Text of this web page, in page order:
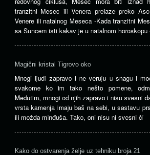
tranzitni Mesec ili Venera prelaze preko
Venere ili natalnog Meseca -Kada tranzitni
sa Suncem isti kakav je u natalnom horoskopu
Magični kristal Tigrovo oko
Mnogi ljudi zapravo i ne veruju u snagu i
svakome ko im tako nešto pomene,
Međutim, mnogi od njih zapravo i nisu svesni
vrsta kamenja imaju baš na sebi, u sastavu
ili možda minđuša. Tako, oni nisu ni svesni či
Kako do ostvarenja želje uz tehniku broja 21